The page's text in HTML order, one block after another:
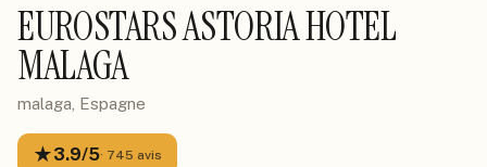
EUROSTARS ASTORIA HOTEL
MALAGA
malaga, Espagne
★3.9/5· 745 avis